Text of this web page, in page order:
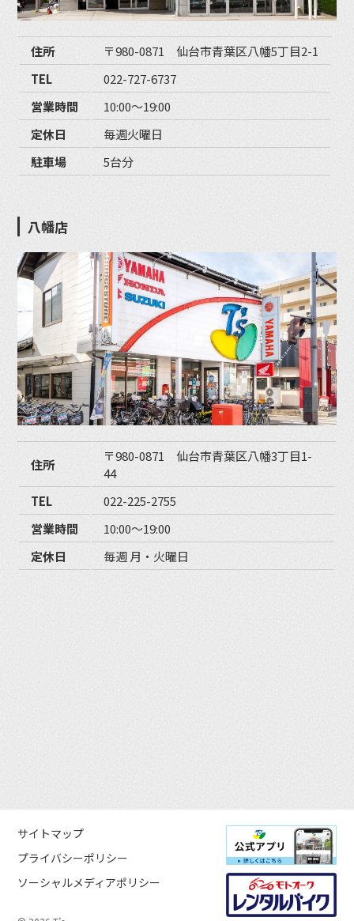
住所
〒980-0871 仙台市青葉区八幡5丁目2-1
TEL
022-727-6737
営業時間
10:00〜19:00
定休日
毎週火曜日
駐車場
5台分
八幡店
住所
〒980-0871 仙台市青葉区八幡3丁目1-
44
TEL
022-225-2755
営業時間
10:00〜19:00
定休日
毎週 月・火曜日
サイトマップ
プライバシーポリシー
ソーシャルメディアポリシー